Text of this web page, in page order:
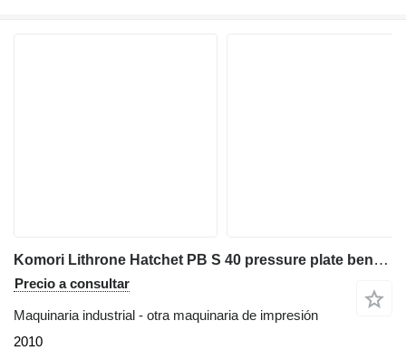
Komori Lithrone Hatchet PB S 40 pressure plate bending
Precio a consultar
Maquinaria industrial - otra maquinaria de impresión
2010